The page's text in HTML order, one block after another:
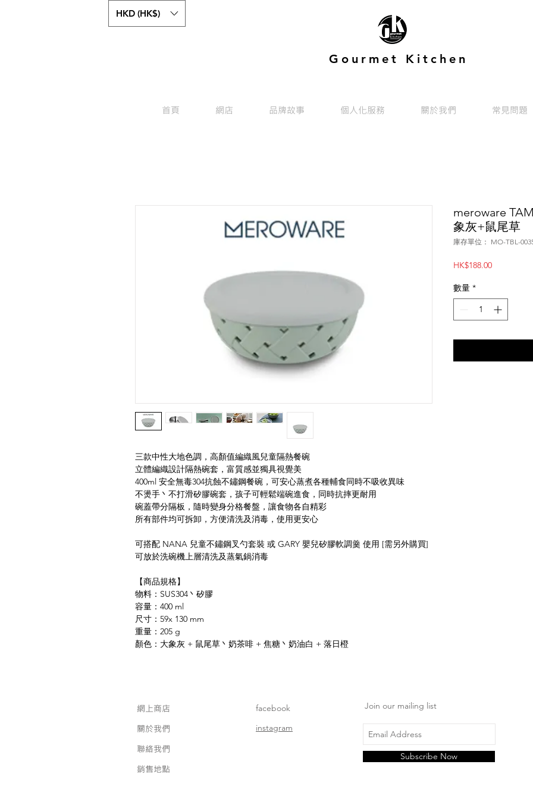
HKD (HK$)
Gourmet Kitchen
首頁 網店 品牌故事 個人化服務 關於我們 常見問題
三款中性大地色調，高顏值編織風兒童隔熱餐碗
立體編織設計隔熱碗套，富質感並獨具視覺美
400ml 安全無毒304抗蝕不鏽鋼餐碗，可安心蒸煮各種輔食同時不吸收異味
不燙手丶不打滑矽膠碗套，孩子可輕鬆端碗進食，同時抗摔更耐用
碗蓋帶分隔板，隨時變身分格餐盤，讓食物各自精彩
所有部件均可拆卸，方便清洗及消毒，使用更安心
可搭配 NANA 兒童不鏽鋼叉勺套裝 或 GARY 嬰兒矽膠軟調羹 使用 [需另外購買]
可放於洗碗機上層清洗及蒸氣鍋消毒
【商品規格】
物料：SUS304丶矽膠
容量：400 ml
尺寸：59x 130 mm
重量：205 g
顏色：大象灰 + 鼠尾草丶奶茶啡 + 焦糖丶奶油白 + 落日橙
meroware
象灰+鼠尾草
庫存單位： MO-TBL-
HK$188.00價
數量 *
網上商店
關於我們
聯絡我們
銷售地點
Join our mailing list
Subscribe Now
facebook
instagram